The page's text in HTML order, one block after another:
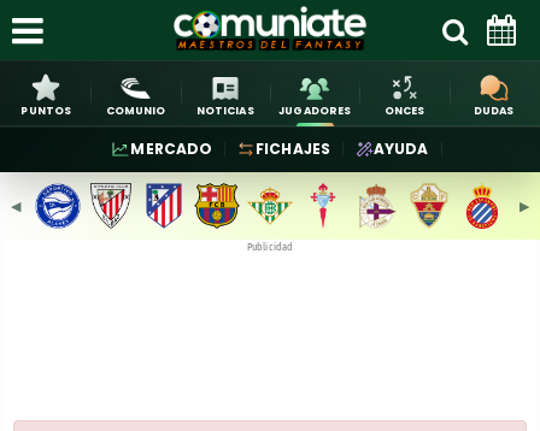
PUNTOS COMUNIO NOTICIAS JUGADORES ONCES DUDAS
MERCADO FICHAJES AYUDA
◀︎ ▶︎
Publicidad